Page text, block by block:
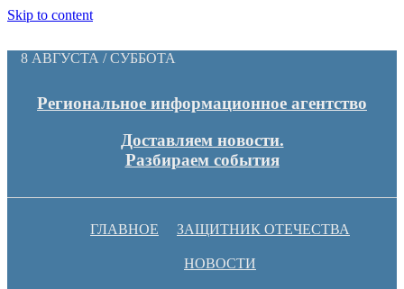
Skip to content
8 АВГУСТА / СУББОТА
Региональное информационное агентство
Доставляем новости.
Разбираем события
ГЛАВНОЕ ЗАЩИТНИК ОТЕЧЕСТВА
НОВОСТИ